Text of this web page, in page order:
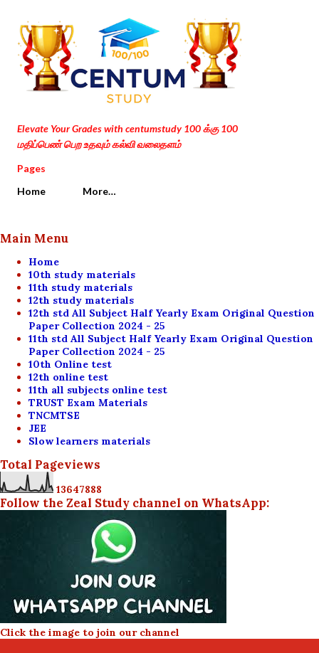
Skip to main content
Elevate Your Grades with centumstudy 100 க்கு 100
மதிப்பெண் பெற உதவும் கல்வி வலைதளம்
Pages
Home
More…
Main Menu
Home
10th study materials
11th study materials
12th study materials
12th std All Subject Half Yearly Exam Original Question
Paper Collection 2024 - 25
11th std All Subject Half Yearly Exam Original Question
Paper Collection 2024 - 25
10th Online test
12th online test
11th all subjects online test
TRUST Exam Materials
TNCMTSE
JEE
Slow learners materials
Total Pageviews
13647888
Follow the Zeal Study channel on WhatsApp:
Click the image to join our channel